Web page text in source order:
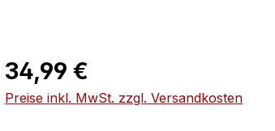
Regulärer Preis:
34,99 €
Preise inkl. MwSt. zzgl. Versandkosten